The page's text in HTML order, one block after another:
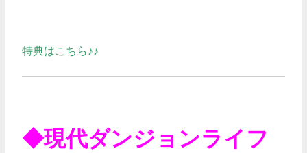
特典はこちら♪♪
◆現代ダンジョンライフ